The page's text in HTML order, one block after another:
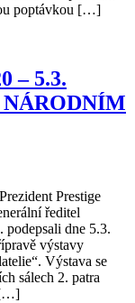
poptávkou […]
– 5.3.
NÁRODNÍM
Prestige
ředitel
dne 5.3.
výstavy
Výstava se
sálech 2. patra
[…]